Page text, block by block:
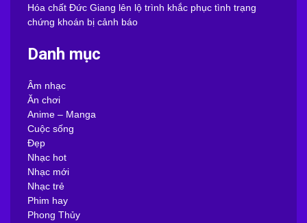
Hóa chất Đức Giang lên lộ trình khắc phục tình trạng
chứng khoán bị cảnh báo
Danh mục
Âm nhạc
Ăn chơi
Anime – Manga
Cuộc sống
Đẹp
Nhạc hot
Nhạc mới
Nhạc trẻ
Phim hay
Phong Thủy